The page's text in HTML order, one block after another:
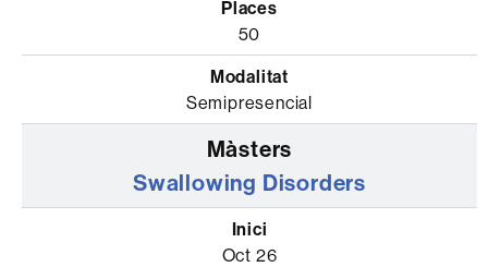
50
Semipresencial
Swallowing Disorders
Oct 26